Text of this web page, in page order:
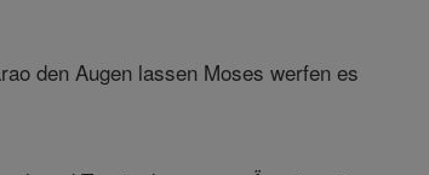
den Augen lassen Moses werfen es